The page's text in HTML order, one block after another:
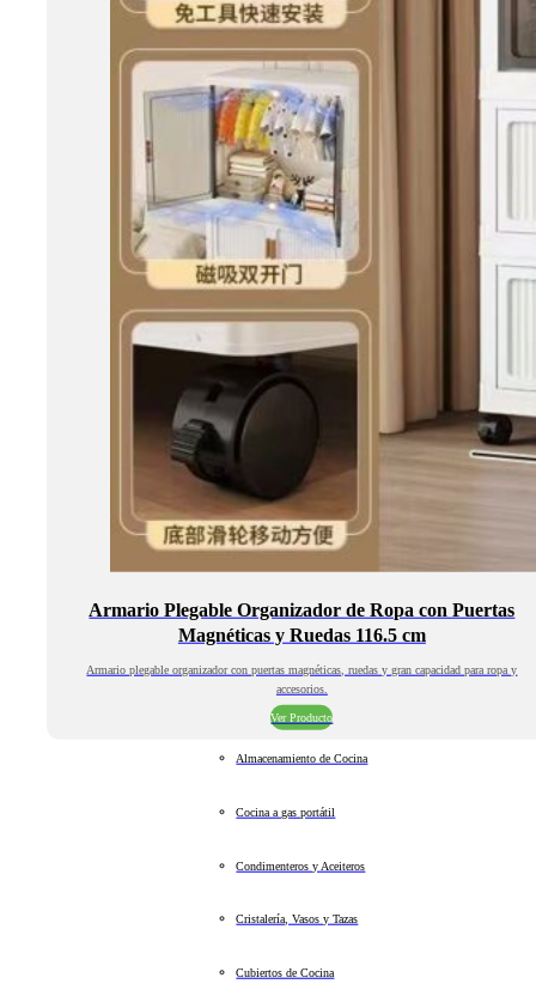
Armario Plegable Organizador de Ropa con Puertas
Magnéticas y Ruedas 116.5 cm
Armario plegable organizador con puertas magnéticas, ruedas y gran capacidad para ropa y
accesorios.
Ver Producto
Almacenamiento de Cocina
Cocina a gas portátil
Condimenteros y Aceiteros
Cristalería, Vasos y Tazas
Cubiertos de Cocina